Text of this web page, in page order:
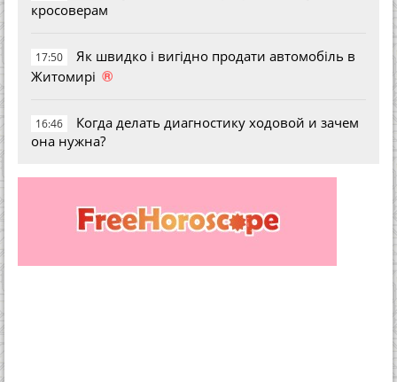
кросоверам
17:50
Як швидко і вигідно продати автомобіль в
Житомирі ®
16:46
Когда делать диагностику ходовой и зачем
она нужна?